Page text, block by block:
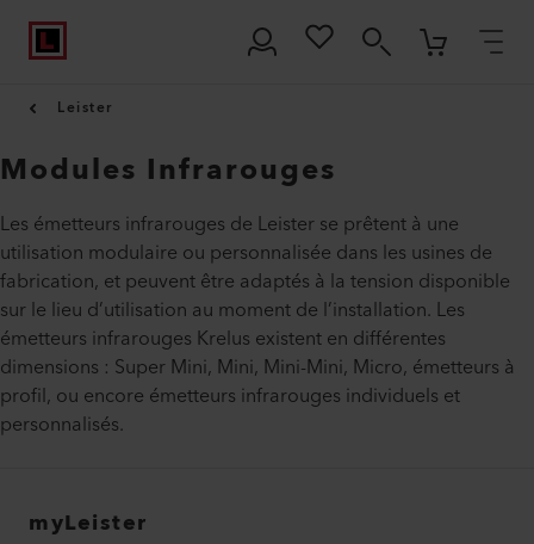
Leister
Modules Infrarouges
Les émetteurs infrarouges de Leister se prêtent à une
utilisation modulaire ou personnalisée dans les usines de
fabrication, et peuvent être adaptés à la tension disponible
sur le lieu d’utilisation au moment de l’installation. Les
émetteurs infrarouges Krelus existent en différentes
dimensions : Super Mini, Mini, Mini-Mini, Micro, émetteurs à
profil, ou encore émetteurs infrarouges individuels et
personnalisés.
myLeister